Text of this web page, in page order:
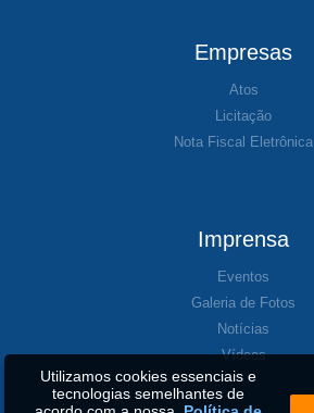
Empresas
Atos
Licitação
Nota Fiscal Eletrônica
Imprensa
Eventos
Galeria de Fotos
Notícias
Vídeos
Utilizamos cookies essenciais e
tecnologias semelhantes de